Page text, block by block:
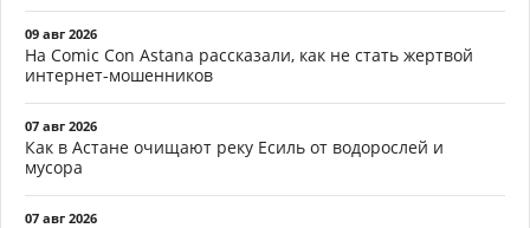
09 авг 2026
На Comic Con Astana рассказали, как не стать жертвой
интернет-мошенников
07 авг 2026
Как в Астане очищают реку Есиль от водорослей и
мусора
07 авг 2026